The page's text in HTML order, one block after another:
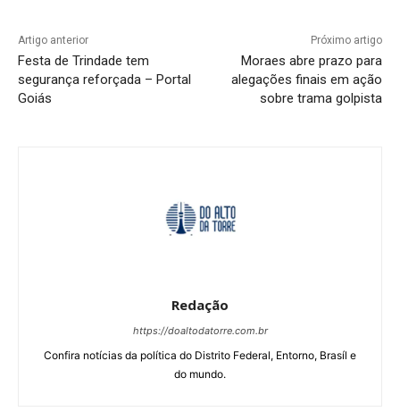
Artigo anterior
Festa de Trindade tem
segurança reforçada – Portal
Goiás
Próximo artigo
Moraes abre prazo para
alegações finais em ação
sobre trama golpista
Redação
https://doaltodatorre.com.br
Confira notícias da política do Distrito Federal, Entorno, Brasíl e
do mundo.